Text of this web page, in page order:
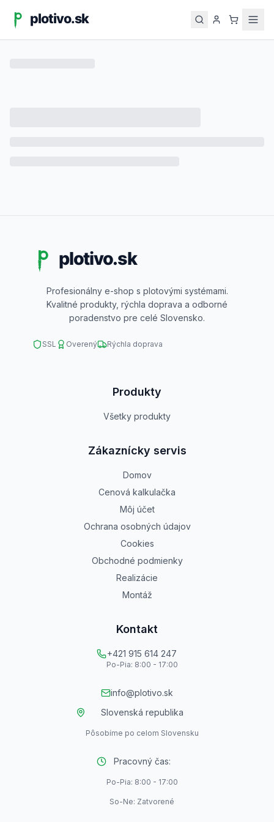
Profesionálny e-shop s plotovými systémami.
Kvalitné produkty, rýchla doprava a odborné
poradenstvo pre celé Slovensko.
SSL Overený Rýchla doprava
Produkty
Všetky produkty
Zákaznícky servis
Domov
Cenová kalkulačka
Môj účet
Ochrana osobných údajov
Cookies
Obchodné podmienky
Realizácie
Montáž
Kontakt
+421 915 614 247
Po-Pia: 8:00 - 17:00
info@plotivo.sk
Slovenská republika
Pôsobíme po celom Slovensku
Pracovný čas:
Po-Pia: 8:00 - 17:00
So-Ne: Zatvorené